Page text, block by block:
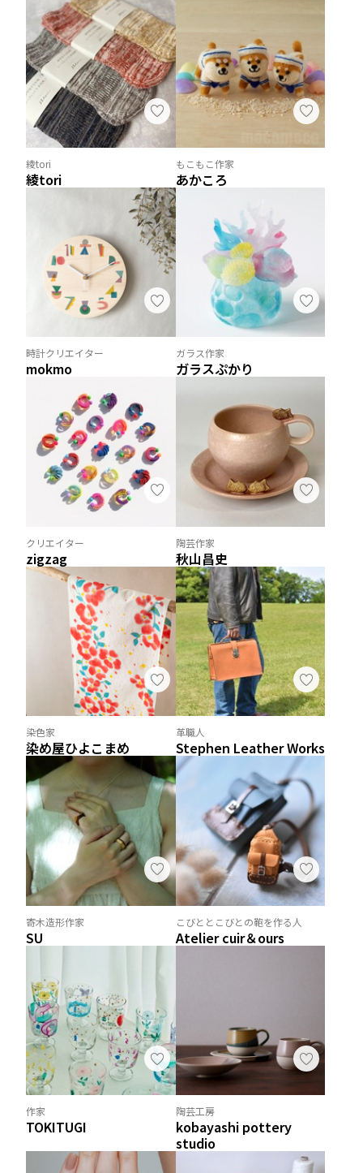
綾tori
綾tori
もこもこ作家
あかころ
時計クリエイター
mokmo
ガラス作家
ガラスぷかり
クリエイター
zigzag
陶芸作家
秋山昌史
染色家
染め屋ひよこまめ
革職人
Stephen Leather Works
寄木造形作家
SU
こびととこびとの鞄を作る人
Atelier cuir＆ours
作家
TOKITUGI
陶芸工房
kobayashi pottery
studio